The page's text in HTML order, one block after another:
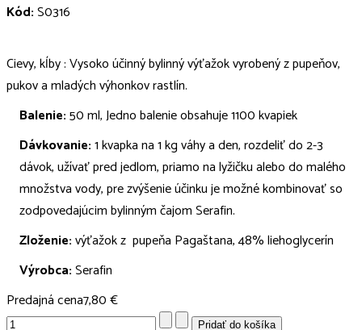
Kód:S0316
Cievy, kĺby : Vysoko účinný bylinný výťažok vyrobený z pupeňov,
pukov a mladých výhonkov rastlín.
Balenie:50 ml, Jedno balenie obsahuje 1100 kvapiek
Dávkovanie:1 kvapka na 1 kg váhy a den, rozdeliť do 2-3
dávok, užívať pred jedlom, priamo na lyžičku alebo do malého
množstva vody, pre zvýšenie účinku je možné kombinovať so
zodpovedajúcim bylinným čajom Serafin.
Zloženie:výťažok z pupeňa Pagaštana, 48% liehoglycerín
Výrobca:Serafin
Predajná cena7,80 €